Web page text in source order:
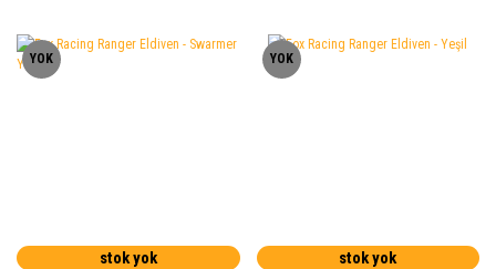
YOK
stok yok
YOK
stok yok